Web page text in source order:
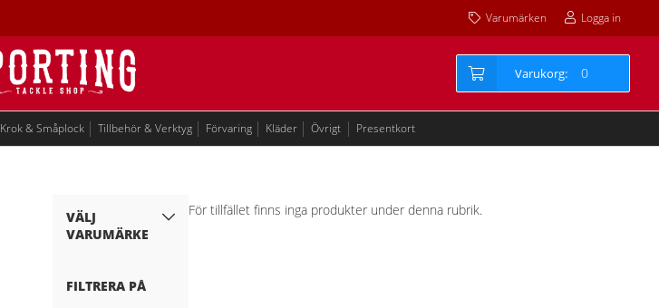
Varumärken Logga in
0
Krok & Småplock Tillbehör & Verktyg Förvaring Kläder Övrigt Presentkort
VÄLJ
VARUMÄRKE
FILTRERA PÅ
För tillfället finns inga produkter under denna rubrik.